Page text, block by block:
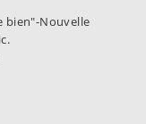
bien"-Nouvelle